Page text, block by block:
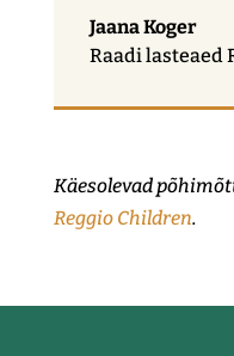
Jaana Koger
Raadi lasteaed
Käesolevad
Reggio Children.